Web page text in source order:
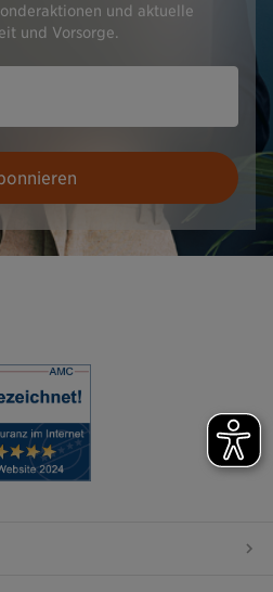
und aktuelle
und Vorsorge.